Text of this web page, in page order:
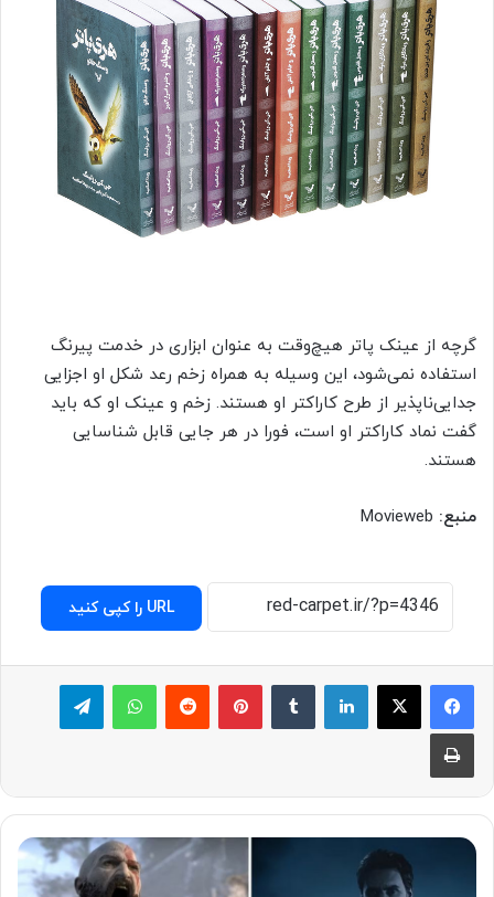
گرچه از عینک پاتر هیچ‌وقت به عنوان ابزاری در خدمت پیرنگ
استفاده نمی‌شود، این وسیله به همراه زخم رعد شکل او اجزایی
جدایی‌ناپذیر از طرح کاراکتر او هستند. زخم و عینک او که باید
گفت نماد کاراکتر او است، فورا در هر جایی قابل شناسایی
هستند.
منبع: Movieweb
URL را کپی کنید
لینکدین پینترست ‫رددیت واتس آپ
چاپ